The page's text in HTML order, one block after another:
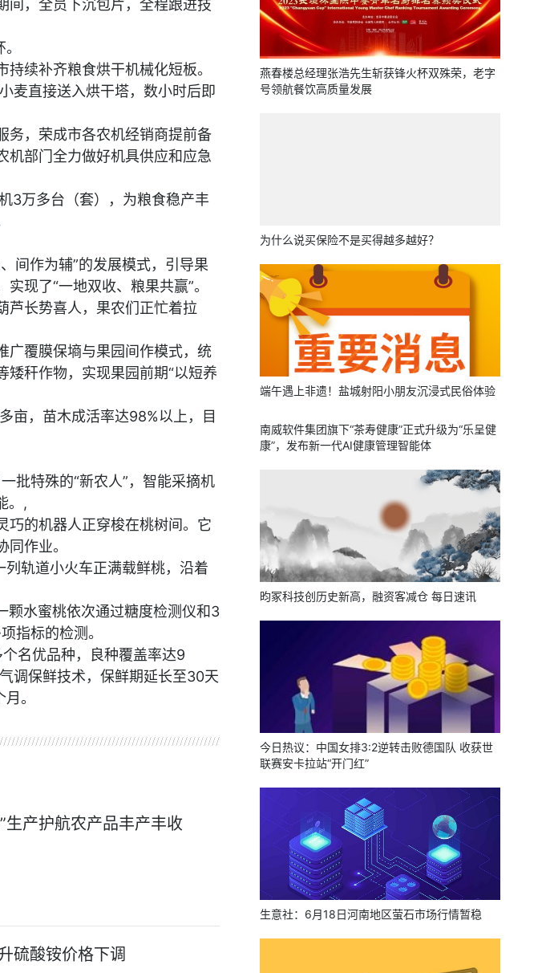
间，全员下沉包片，全程跟进技
续补齐粮食烘干机械化短板。
麦直接送入烘干塔，数小时后即
务，荣成市各农机经销商提前备
机部门全力做好机具供应和应急
3万多台（套），为粮食稳产丰
间作为辅”的发展模式，引导果
现了“一地双收、粮果共赢”。
芦长势喜人，果农们正忙着拉
广覆膜保墒与果园间作模式，统
秆作物，实现果园前期“以短养
亩，苗木成活率达98%以上，目
批特殊的“新农人”，智能采摘机
。,
巧的机器人正穿梭在桃树间。它
作业。
列轨道小火车正满载鲜桃，沿着
颗水蜜桃依次通过糖度检测仪和3
指标的检测。
名优品种，良种覆盖率达9
调保鲜技术，保鲜期延长至30天
。
生产护航农产品丰产丰收
硫酸铵价格下调
燕春楼总经理张浩先生斩获锋火杯双殊荣，老字
号领航餐饮高质量发展
为什么说买保险不是买得越多越好？
端午遇上非遗！盐城射阳小朋友沉浸式民俗体验
南威软件集团旗下“茶寿健康”正式升级为“乐呈健
康”，发布新一代AI健康管理智能体
昀冢科技创历史新高，融资客减仓 每日速讯
今日热议：中国女排3:2逆转击败德国队 收获世
联赛安卡拉站“开门红”
生意社：6月18日河南地区萤石市场行情暂稳